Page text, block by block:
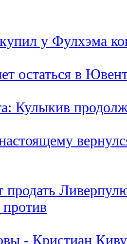
у Фулхэма
остаться в
Кулыкив
продать
- Кристиан